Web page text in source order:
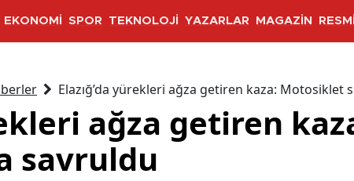
EKONOMİ SPOR TEKNOLOJİ YAZARLAR MAGAZİN
Elazığ’da yürekleri ağza getiren kaza: Motosiklet
ağza getiren
savruldu